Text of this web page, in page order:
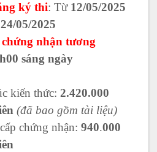
ký thi: Từ 12/05/2025
24/05/2025
nhận tương
sáng ngày
kiến thức: 2.420.000
(đã bao gồm tài liệu)
chứng nhận: 940.000